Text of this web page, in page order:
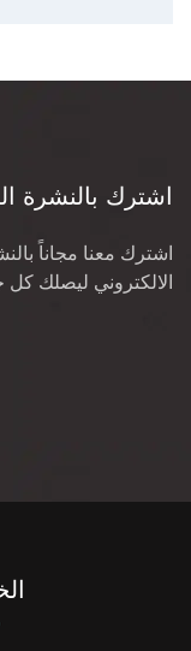
اشترك بالنشرة
اشترك معنا مجاناً
الالكتروني ليصلك كل